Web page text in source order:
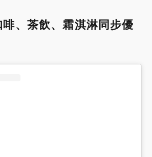
、茶飲、霜淇淋同步優